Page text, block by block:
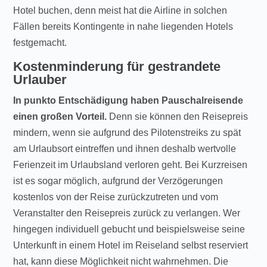
Hotel buchen, denn meist hat die Airline in solchen
Fällen bereits Kontingente in nahe liegenden Hotels
festgemacht.
Kostenminderung für gestrandete
Urlauber
In punkto Entschädigung haben Pauschalreisende
einen großen Vorteil. Denn sie können den Reisepreis
mindern, wenn sie aufgrund des Pilotenstreiks zu spät
am Urlaubsort eintreffen und ihnen deshalb wertvolle
Ferienzeit im Urlaubsland verloren geht. Bei Kurzreisen
ist es sogar möglich, aufgrund der Verzögerungen
kostenlos von der Reise zurückzutreten und vom
Veranstalter den Reisepreis zurück zu verlangen. Wer
hingegen individuell gebucht und beispielsweise seine
Unterkunft in einem Hotel im Reiseland selbst reserviert
hat, kann diese Möglichkeit nicht wahrnehmen. Die